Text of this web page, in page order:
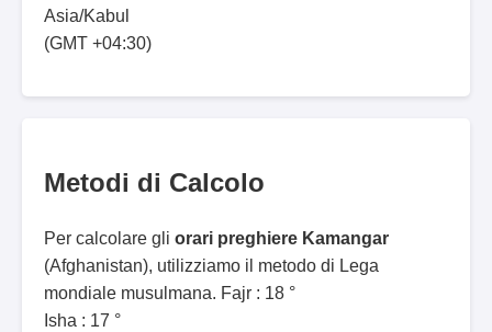
Asia/Kabul
(GMT +04:30)
Metodi di Calcolo
Per calcolare gli orari preghiere Kamangar
(Afghanistan), utilizziamo il metodo di Lega
mondiale musulmana. Fajr : 18 °
Isha : 17 °